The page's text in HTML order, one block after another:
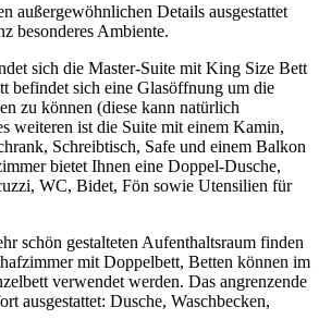
außergewöhnlichen Details ausgestattet
besonderes Ambiente.
sich die Master-Suite mit King Size Bett
befindet sich eine Glasöffnung um die
zu können (diese kann natürlich
weiteren ist die Suite mit einem Kamin,
Schreibtisch, Safe und einem Balkon
bietet Ihnen eine Doppel-Dusche,
WC, Bidet, Fön sowie Utensilien für
schön gestalteten Aufenthaltsraum finden
mit Doppelbett, Betten können im
verwendet werden. Das angrenzende
ausgestattet: Dusche, Waschbecken,